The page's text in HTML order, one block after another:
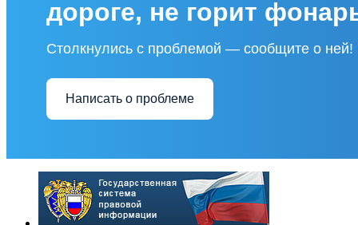
дороге, не горит
Столкнулись с проблемой — сообщите о ней!
Написать о проблеме